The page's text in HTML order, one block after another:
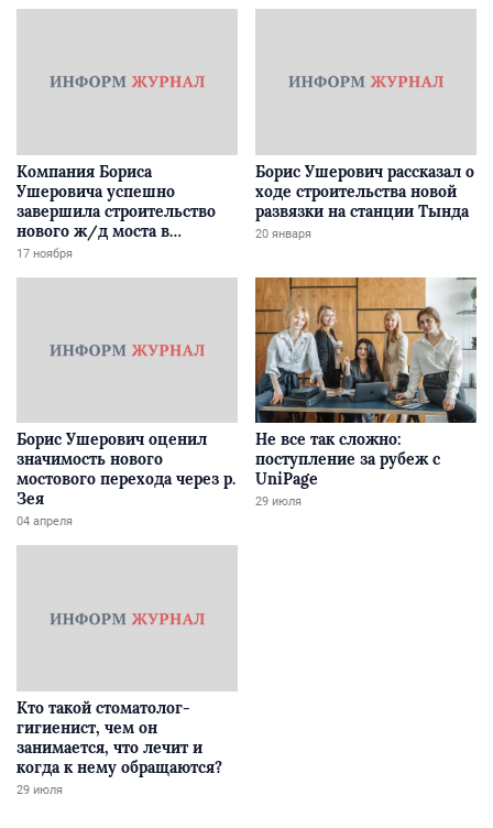
Компания Бориса
Ушеровича успешно
завершила строительство
нового ж/д моста в
Забайкалье
17 ноября
Борис Ушерович рассказал о
ходе строительства новой
развязки на станции Тында
20 января
Борис Ушерович оценил
значимость нового
мостового перехода через р.
Зея
04 апреля
Не все так сложно:
поступление за рубеж с
UniPage
29 июля
Кто такой стоматолог-
гигиенист, чем он
занимается, что лечит и
когда к нему обращаются?
29 июля